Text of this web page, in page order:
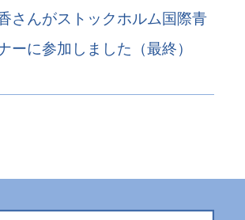
さんがストックホルム国際青
ーに参加しました（最終）